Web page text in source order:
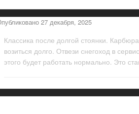
27 декабря, 2025
Классика после долгой стоянки.
возиться долго. Отвези снегоход в сервис
этого будет работать нормально. Это